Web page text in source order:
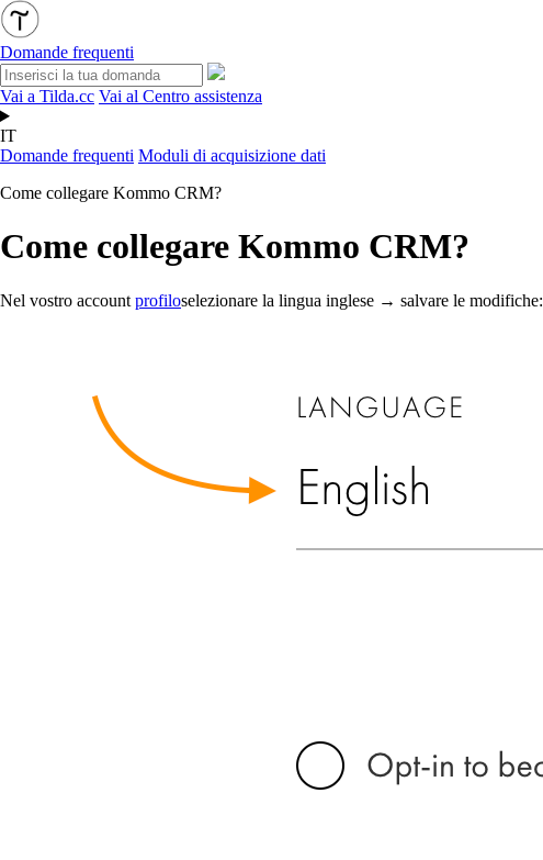
Domande frequenti
Vai a Tilda.cc Vai al Centro assistenza
IT
Domande frequenti Moduli di acquisizione dati
Come collegare Kommo CRM?
Come collegare Kommo CRM?
Nel vostro account profiloselezionare la lingua inglese → salvare le modifiche: